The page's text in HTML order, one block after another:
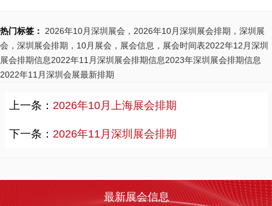
热门标签： 2026年10月深圳展会，2026年10月深圳展会排期，深圳展
会，深圳展会排期，10月展会，展会信息，展会时间表2022年12月深圳
展会排期信息2022年11月深圳展会排期信息2023年深圳展会排期信息
2022年11月深圳会展最新排期
上一条： 2026年10月上海展会排期
下一条： 2026年11月深圳展会排期
最新展会信息
2024-03-07 11:44:27
2024年4月重要展会排期信息，展会展台设计搭建公司推荐
2024-03-07 11:43:43
展台设计搭建公司“力美会展”整理了深圳部分展会主办方公布2024年3月开展日期供大家参考—本表信息来源于主办公开信息等。 展会数量众多，都在哪里举行？展会排期具体在什么时间段？接下来由广东展台设计搭建公司【力美会展科技】来为大家推荐：各位小伙伴一定要翻到底部看看评论哦！本篇文章仅供参考，具体开展时间请以主办方信息为主。